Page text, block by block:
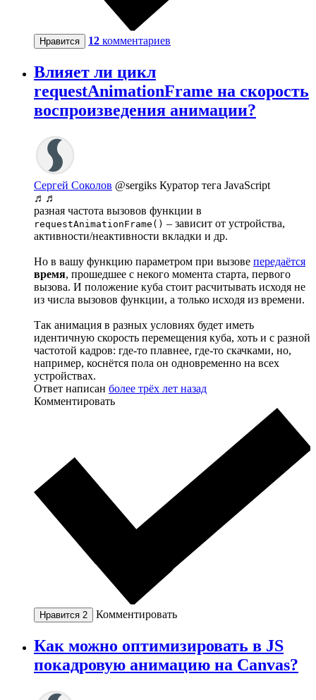
Нравится 12 комментариев
Влияет ли цикл
requestAnimationFrame на скорость
воспроизведения анимации?
Сергей Соколов @sergiks Куратор тега JavaScript
♬♬
разная частота вызовов функции в
requestAnimationFrame() – зависит от устройства,
активности/неактивности вкладки и др.
Но в вашу функцию параметром при вызове передаётся
время, прошедшее с некого момента старта, первого
вызова. И положение куба стоит расчитывать исходя не
из числа вызовов функции, а только исходя из времени.
Так анимация в разных условиях будет иметь
идентичную скорость перемещения куба, хоть и с разной
частотой кадров: где-то плавнее, где-то скачками, но,
например, коснётся пола он одновременно на всех
устройствах.
Ответ написан более трёх лет назад
Комментировать
Нравится 2 Комментировать
Как можно оптимизировать в JS
покадровую анимацию на Canvas?